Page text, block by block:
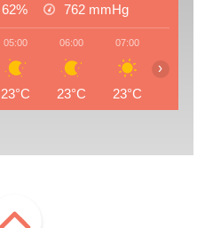
62% 762 mmHg
05:00
23°C
06:00
23°C
07:00
23°C
›